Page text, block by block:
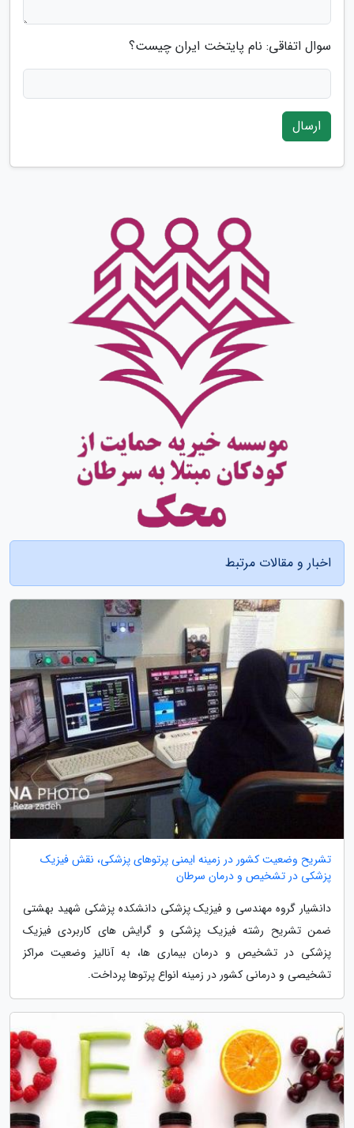
سوال اتفاقی: نام پایتخت ایران چیست؟
ارسال
اخبار و مقالات مرتبط
تشریح وضعیت کشور در زمینه ایمنی پرتوهای پزشکی، نقش فیزیک
پزشکی در تشخیص و درمان سرطان
دانشیار گروه مهندسی و فیزیک پزشکی دانشکده پزشکی شهید بهشتی
ضمن تشریح رشته فیزیک پزشکی و گرایش های کاربردی فیزیک
پزشکی در تشخیص و درمان بیماری ها، به آنالیز وضعیت مراکز
تشخیصی و درمانی کشور در زمینه انواع پرتوها پرداخت.